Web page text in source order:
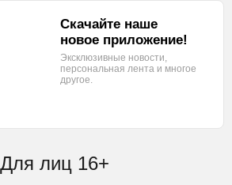
Для лиц 16+
Скачайте наше
новое приложение!
Эксклюзивные новости,
персональная лента и многое
другое.